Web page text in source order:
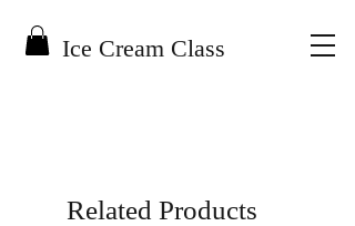
Ice Cream Class
Related Products